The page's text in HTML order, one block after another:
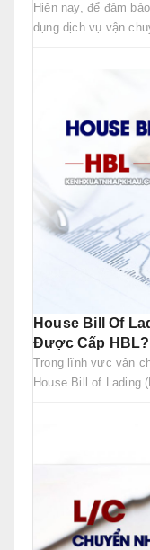
Hiện nay, để đảm
dụng dịch vụ vận
House Bill Of
Được Cấp HBL?
Trong lĩnh vực vận
House Bill of Lading